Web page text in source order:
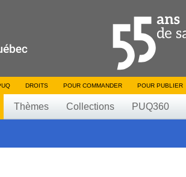
DROITS POUR COMMANDER POUR PUBLIER
Thèmes Collections PUQ360